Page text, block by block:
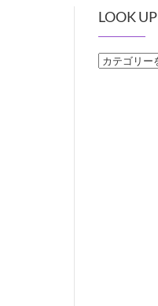
LOOK UP
LOOK